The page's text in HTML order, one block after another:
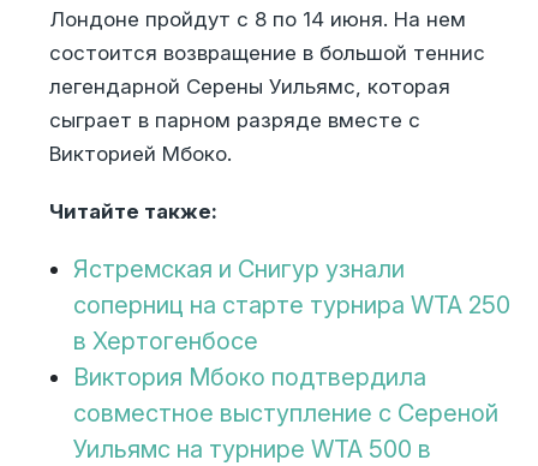
Лондоне пройдут с 8 по 14 июня. На нем
состоится возвращение в большой теннис
легендарной Серены Уильямс, которая
сыграет в парном разряде вместе с
Викторией Мбоко.
Читайте также:
Ястремская и Снигур узнали
соперниц на старте турнира WTA 250
в Хертогенбосе
Виктория Мбоко подтвердила
совместное выступление с Сереной
Уильямс на турнире WTA 500 в